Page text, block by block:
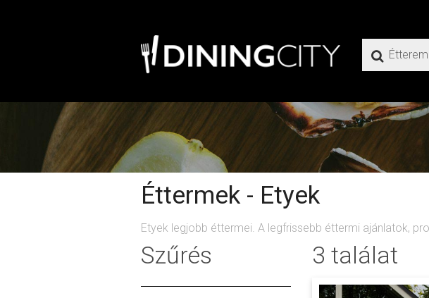
Éttermek - Etyek
Etyek legjobb éttermei. A legfrissebb éttermi ajánlatok,
Szűrés 3 találat